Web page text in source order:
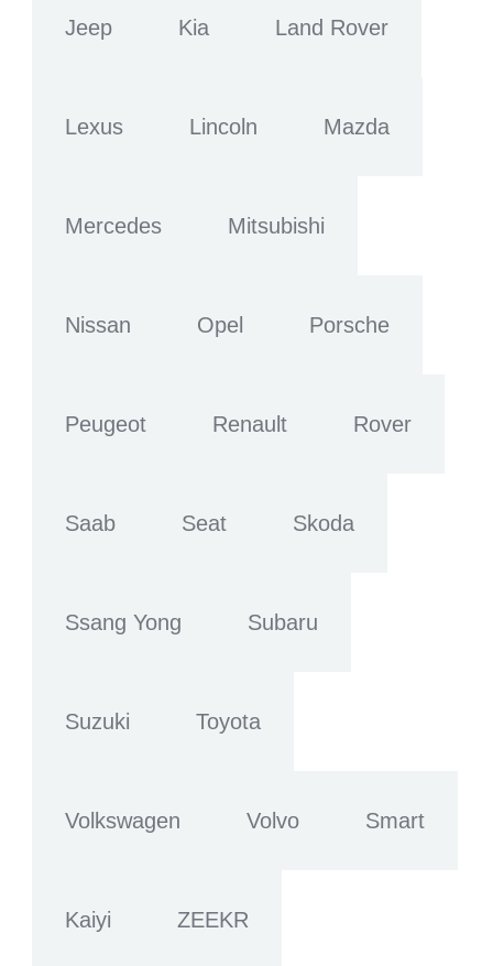
Jeep Kia Land Rover
Lexus Lincoln Mazda
Mercedes Mitsubishi
Nissan Opel Porsche
Peugeot Renault Rover
Saab Seat Skoda
Ssang Yong Subaru
Suzuki Toyota
Volkswagen Volvo Smart
Kaiyi ZEEKR